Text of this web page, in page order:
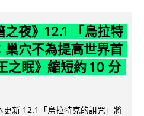
之夜》12.1 「烏拉特
巢穴不為提高世界首
之眠》縮短約 10 分
更新 12.1「烏拉特克的詛咒」將